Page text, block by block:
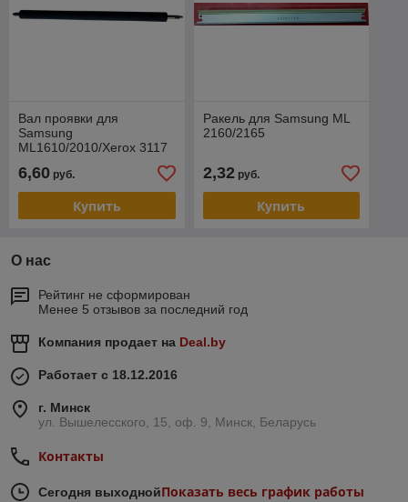
Вал проявки для
Samsung
ML1610/2010/Xerox 3117
6,60 руб.
Купить
Ракель для Samsung ML
2160/2165
2,32руб.
Купить
О нас
Рейтинг не сформирован
Менее 5 отзывов за последний год
Компания продает на Deal.by
Работает с 18.12.2016
г. Минск
ул. Вышелесского, 15, оф. 9, Минск, Беларусь
Контакты
Сегодня выходнойПоказать весь график работы